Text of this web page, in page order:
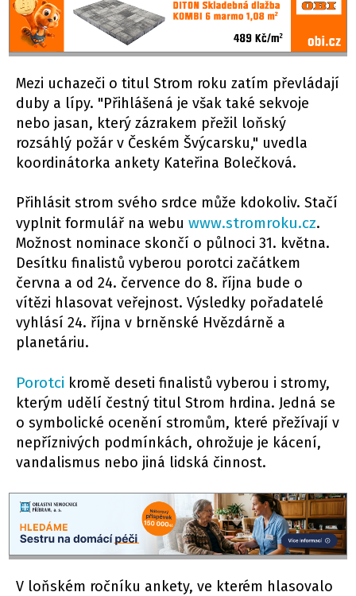
Mezi uchazeči o titul Strom roku zatím převládají
duby a lípy. "Přihlášená je však také sekvoje
nebo jasan, který zázrakem přežil loňský
rozsáhlý požár v Českém Švýcarsku," uvedla
koordinátorka ankety Kateřina Bolečková.
Přihlásit strom svého srdce může kdokoliv. Stačí
vyplnit formulář na webu www.stromroku.cz.
Možnost nominace skončí o půlnoci 31. května.
Desítku finalistů vyberou porotci začátkem
června a od 24. července do 8. října bude o
vítězi hlasovat veřejnost. Výsledky pořadatelé
vyhlásí 24. října v brněnské Hvězdárně a
planetáriu.
Porotci kromě deseti finalistů vyberou i stromy,
kterým udělí čestný titul Strom hrdina. Jedná se
o symbolické ocenění stromům, které přežívají v
nepříznivých podmínkách, ohrožuje je kácení,
vandalismus nebo jiná lidská činnost.
V loňském ročníku ankety, ve kterém hlasovalo